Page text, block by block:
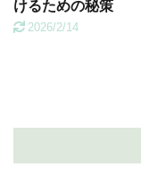
けるための秘策
2026/2/14